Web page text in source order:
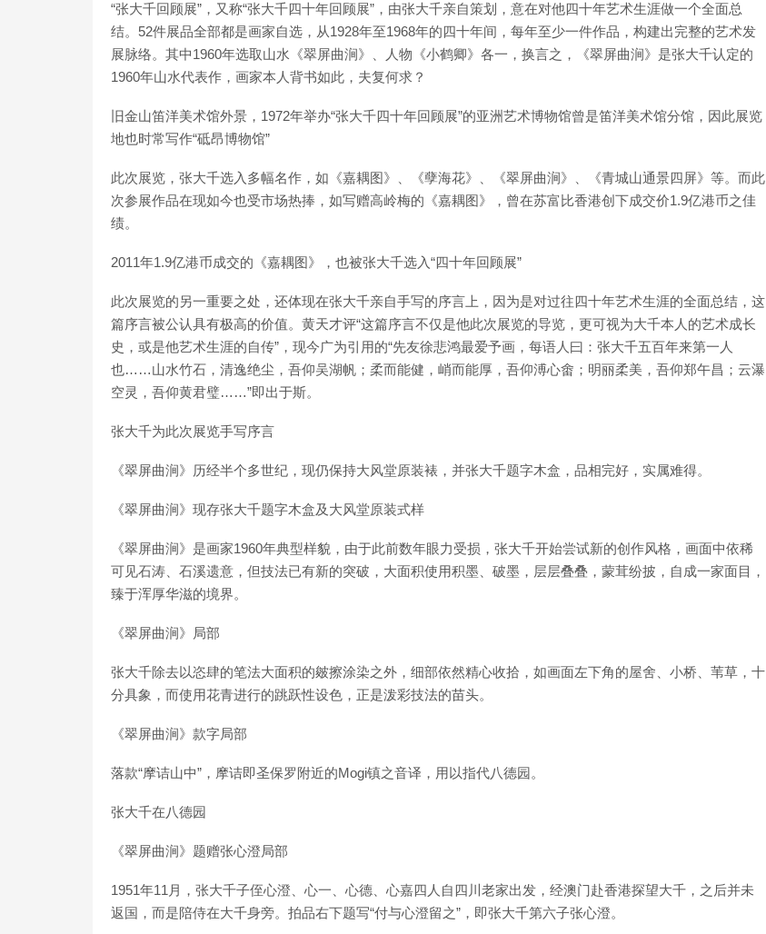
“张大千回顾展”，又称“张大千四十年回顾展”，由张大千亲自策划，意在对他四十年艺术生涯做一个全面总
结。52件展品全部都是画家自选，从1928年至1968年的四十年间，每年至少一件作品，构建出完整的艺术发
展脉络。其中1960年选取山水《翠屏曲涧》、人物《小鹤卿》各一，换言之，《翠屏曲涧》是张大千认定的
1960年山水代表作，画家本人背书如此，夫复何求？
旧金山笛洋美术馆外景，1972年举办“张大千四十年回顾展”的亚洲艺术博物馆曾是笛洋美术馆分馆，因此展览
地也时常写作“砥昂博物馆”
此次展览，张大千选入多幅名作，如《嘉耦图》、《孽海花》、《翠屏曲涧》、《青城山通景四屏》等。而此
次参展作品在现如今也受市场热捧，如写赠高岭梅的《嘉耦图》，曾在苏富比香港创下成交价1.9亿港币之佳
绩。
2011年1.9亿港币成交的《嘉耦图》，也被张大千选入“四十年回顾展”
此次展览的另一重要之处，还体现在张大千亲自手写的序言上，因为是对过往四十年艺术生涯的全面总结，这
篇序言被公认具有极高的价值。黄天才评“这篇序言不仅是他此次展览的导览，更可视为大千本人的艺术成长
史，或是他艺术生涯的自传”，现今广为引用的“先友徐悲鸿最爱予画，每语人曰：张大千五百年来第一人
也……山水竹石，清逸绝尘，吾仰吴湖帆；柔而能健，峭而能厚，吾仰溥心畬；明丽柔美，吾仰郑午昌；云瀑
空灵，吾仰黄君璧……”即出于斯。
张大千为此次展览手写序言
《翠屏曲涧》历经半个多世纪，现仍保持大风堂原装裱，并张大千题字木盒，品相完好，实属难得。
《翠屏曲涧》现存张大千题字木盒及大风堂原装式样
《翠屏曲涧》是画家1960年典型样貌，由于此前数年眼力受损，张大千开始尝试新的创作风格，画面中依稀
可见石涛、石溪遗意，但技法已有新的突破，大面积使用积墨、破墨，层层叠叠，蒙茸纷披，自成一家面目，
臻于浑厚华滋的境界。
《翠屏曲涧》局部
张大千除去以恣肆的笔法大面积的皴擦涂染之外，细部依然精心收拾，如画面左下角的屋舍、小桥、苇草，十
分具象，而使用花青进行的跳跃性设色，正是泼彩技法的苗头。
《翠屏曲涧》款字局部
落款“摩诘山中”，摩诘即圣保罗附近的Mogi镇之音译，用以指代八德园。
张大千在八德园
《翠屏曲涧》题赠张心澄局部
1951年11月，张大千子侄心澄、心一、心德、心嘉四人自四川老家出发，经澳门赴香港探望大千，之后并未
返国，而是陪侍在大千身旁。拍品右下题写“付与心澄留之”，即张大千第六子张心澄。